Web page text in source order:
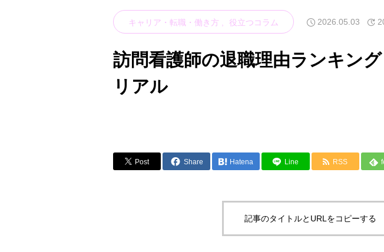
キャリア・転職・働き方 役立つコラム 2026.05.03
訪問看護師の退職理由ランキン
リアル
Post Share Hatena Line RSS
記事のタイトルとURLをコピーする